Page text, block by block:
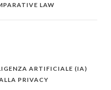
LAW
ARTIFICIALE (IA)
PRIVACY